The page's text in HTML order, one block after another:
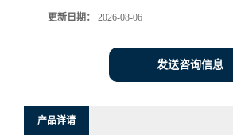
更新日期： 2026-08-06
发送咨询信息
产品详请